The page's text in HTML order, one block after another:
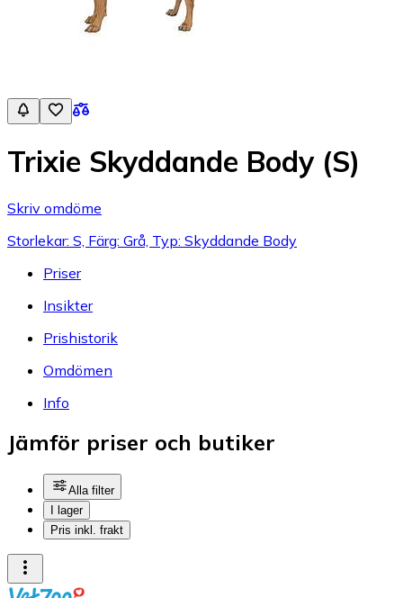
Trixie Skyddande Body (S)
Skriv omdöme
Storlekar: S, Färg: Grå, Typ: Skyddande Body
Priser
Insikter
Prishistorik
Omdömen
Info
Jämför priser och butiker
Alla filter
I lager
Pris inkl. frakt